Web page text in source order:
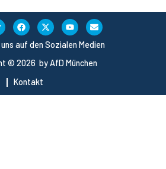
© 2026 by AfD München
Kontakt
uns auf den Sozialen Medien